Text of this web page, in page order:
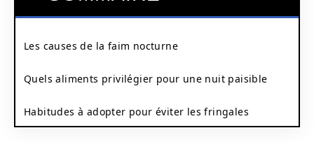
Les causes de la faim nocturne
Quels aliments privilégier pour une nuit paisible
Habitudes à adopter pour éviter les fringales